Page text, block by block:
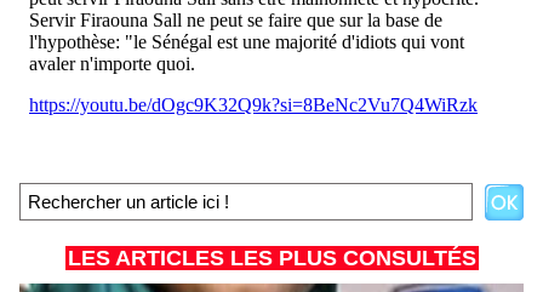
LES ARTICLES LES PLUS CONSULTÉS